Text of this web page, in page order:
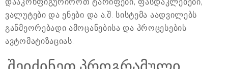
ვალუტები და ენები და ა.შ. სისტემა აადვილებს
განმეორებადი ამოცანებისა და პროცესების
ავტომატიზაციას.